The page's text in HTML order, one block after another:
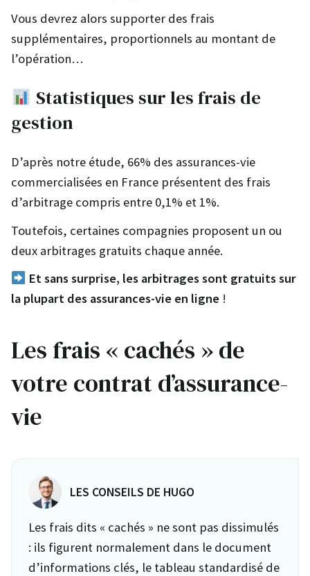
Vous devrez alors supporter des frais
supplémentaires, proportionnels au montant de
l’opération…
Statistiques sur les frais de
gestion
D’après notre étude, 66% des assurances-vie
commercialisées en France présentent des frais
d’arbitrage compris entre 0,1% et 1%.
Toutefois, certaines compagnies proposent un ou
deux arbitrages gratuits chaque année.
Et sans surprise, les arbitrages sont gratuits sur
la plupart des assurances-vie en ligne !
Les frais « cachés » de
votre contrat d’assurance-
vie
LES CONSEILS DE HUGO
Les frais dits « cachés » ne sont pas dissimulés
: ils figurent normalement dans le document
d’informations clés, le tableau standardisé de